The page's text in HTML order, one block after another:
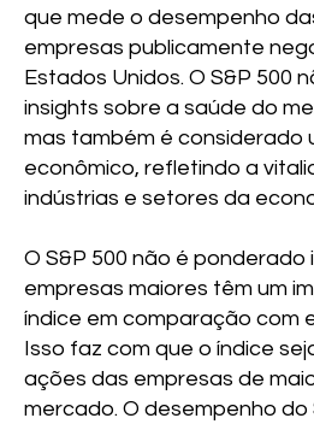
que mede o desempenho
empresas publicamente
Estados Unidos. O S&P 500
insights sobre a saúde do
mas também é considerado
econômico, refletindo a
indústrias e setores da
O S&P 500 não é ponderado
empresas maiores têm um
índice em comparação com
Isso faz com que o índice
ações das empresas de
mercado. O desempenho do